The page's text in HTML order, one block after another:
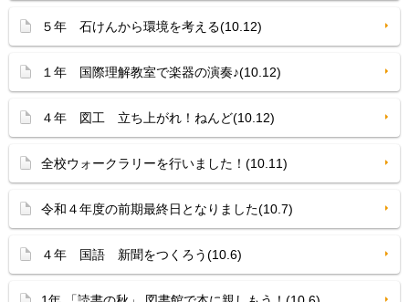
５年 石けんから環境を考える(10.12)
１年 国際理解教室で楽器の演奏♪(10.12)
４年 図工 立ち上がれ！ねんど(10.12)
全校ウォークラリーを行いました！(10.11)
令和４年度の前期最終日となりました(10.7)
４年 国語 新聞をつくろう(10.6)